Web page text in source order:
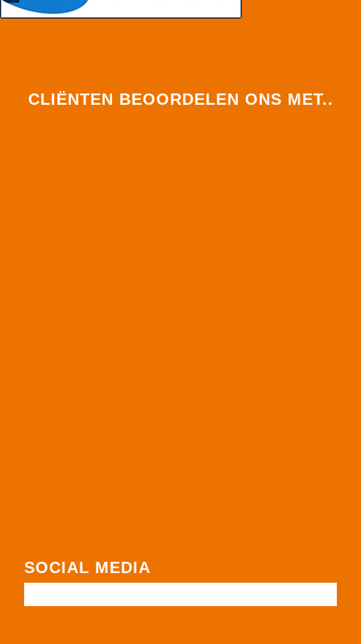
CLIËNTEN BEOORDELEN ONS MET..
SOCIAL MEDIA